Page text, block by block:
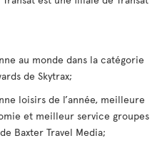
au monde dans la catégorie
de Skytrax;
loisirs de l’année, meilleure
et meilleur service groupes
Baxter Travel Media;